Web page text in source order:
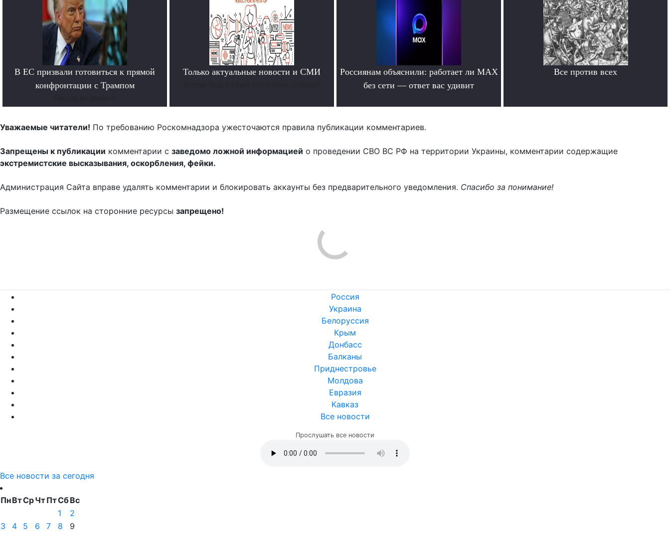
В ЕС призвали готовиться к прямой
конфронтации с Трампом
Только актуальные новости и СМИ
Россиянам объяснили: работает ли MAX
без сети — ответ вас удивит
Все против всех
Уважаемые читатели! По требованию Роскомнадзора ужесточаются правила публикации комментариев.
Запрещены к публикации комментарии с заведомо ложной информацией о проведении СВО ВС РФ на территории Украины, комментарии содержащие
экстремистские высказывания, оскорбления, фейки.
Администрация Сайта вправе удалять комментарии и блокировать аккаунты без предварительного уведомления. Спасибо за понимание!
Размещение ссылок на сторонние ресурсы запрещено!
Россия
Украина
Белоруссия
Крым
Донбасс
Балканы
Приднестровье
Молдова
Евразия
Кавказ
Все новости
Прослушать все новости
Все новости за сегодня
ПнВтСрЧтПтСбВс
1
2
3
4 5 6 7 8
9